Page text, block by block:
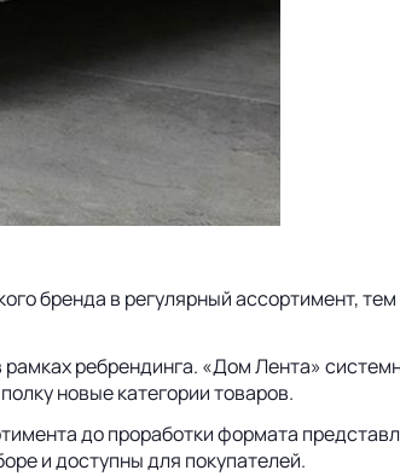
бренда в регулярный ассортимент,
ребрендинга. «Дом Лента»
новые категории товаров.
до проработки формата
и доступны для покупателей.